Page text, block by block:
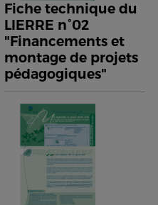
Fiche technique du
LIERRE n°02
"Financements et
montage de projets
pédagogiques"